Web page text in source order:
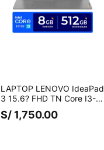
LAPTOP LENOVO IdeaPad
3 15.6? FHD TN Core I3-
1215U 4.40GHz 6 Núcleos
8GB DDR4 512GB SSD
S/ 1,750.00